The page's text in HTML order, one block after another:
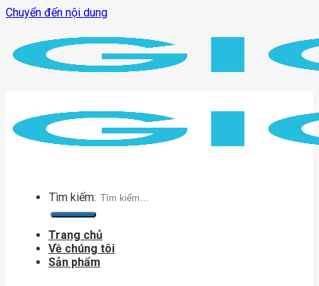
Chuyển đến nội dung
Tìm kiếm:
Trang chủ
Về chúng tôi
Sản phẩm